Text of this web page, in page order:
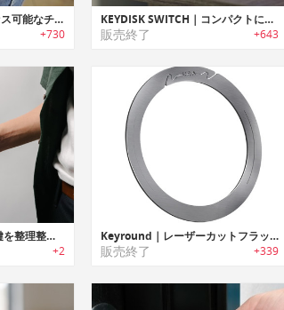
R2Key2｜瞬時にアクセス可能なチタン製キークリップ「R2キー2」
+730
KEYDISK SWITCH｜コンパクトに鍵を持ち運べるキーオーガナイザー「キーディスクスイッチ」
販売終了 +643
Key Organizer Pro｜鍵を整理整頓でき、コンパクトに持ち運べるキーオーガナイザー
+2
Keyround｜レーザーカットフラットデザインキーリング「キーラウンド」
販売終了 +339